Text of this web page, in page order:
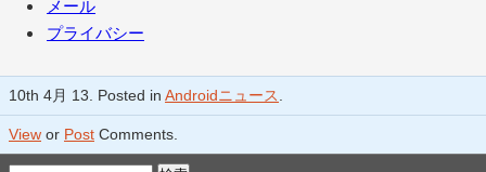
メール
プライバシー
10th 4月 13. Posted in Androidニュース
View or Post Comments.